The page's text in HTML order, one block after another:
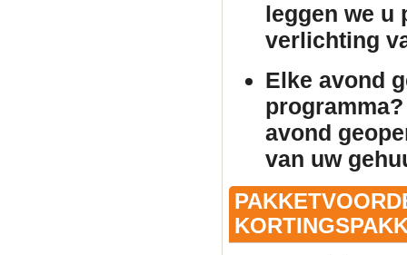
leggen we u
verlichting
Elke avond
avond
van uw